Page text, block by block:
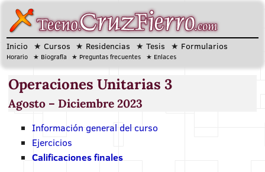
Inicio Cursos Residencias Tesis Formularios
Horario Biografía Preguntas frecuentes Enlaces
Operaciones Unitarias 3
Agosto– Diciembre 2023
Información general del curso
Ejercicios
Calificaciones finales